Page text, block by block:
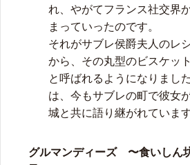
れ、やがてフランス社交界
まっていったのです。
それがサブレ侯爵夫人のレ
から、その丸型のビスケッ
と呼ばれるようになりまし
は、今もサブレの町で彼女
城と共に語り継がれています
グルマンディーズ 〜食いしん